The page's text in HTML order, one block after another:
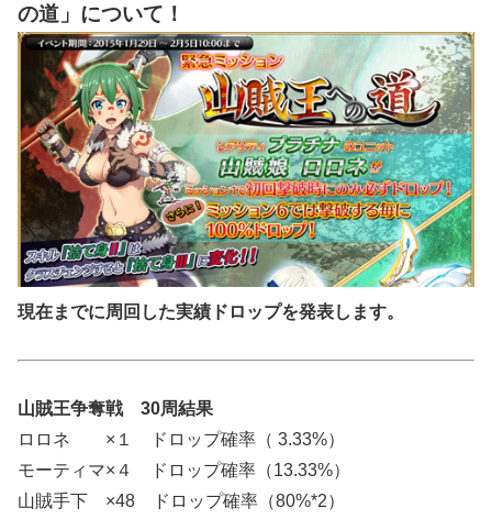
の道」について！
現在までに周回した実績ドロップを発表します。
山賊王争奪戦 30周結果
ロロネ ×１ ドロップ確率（ 3.33%）
モーティマ×４ ドロップ確率（13.33%）
山賊手下 ×48 ドロップ確率（80%*2）